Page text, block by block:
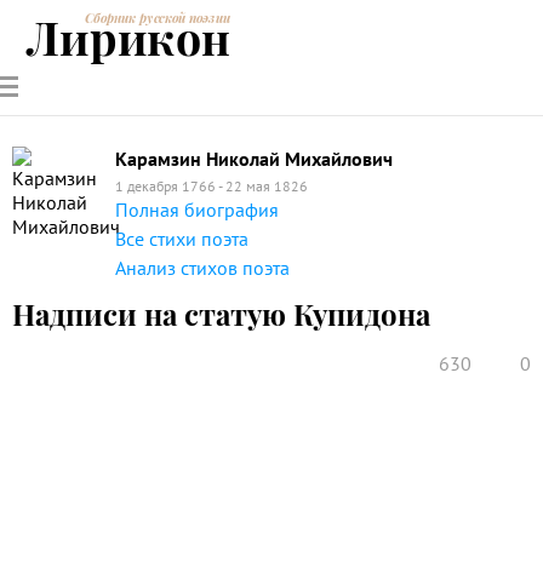
РУССКИЕ
ПОЭТЫ
СОВРЕМЕННИКИЭНЦИКЛОПЕДИЯ
ПОЭЗИИ
Сборник русской поэзии
Лирикон
Карамзин Николай Михайлович
1 декабря 1766 - 22 мая 1826
Полная биография
Все стихи поэта
Анализ стихов поэта
Надписи на статую Купидона
630 0